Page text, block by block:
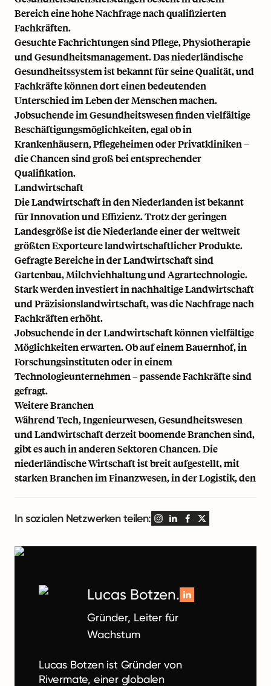
Bereich eine hohe Nachfrage nach qualifizierten
Fachkräften.
Gesuchte Fachrichtungen sind Pflege, Physiotherapie
und Gesundheitsmanagement. Das niederländische
Gesundheitssystem ist bekannt für seine Qualität, und
Fachkräfte können dort einen bedeutenden
Unterschied im Leben der Menschen machen.
Jobsuchende im Gesundheitswesen finden vielfältige
Beschäftigungsmöglichkeiten, egal ob in
Krankenhäusern, Pflegeheimen oder Privatkliniken –
die Chancen sind groß bei entsprechender
Qualifikation.
Landwirtschaft
Die Landwirtschaft in den Niederlanden ist bekannt
für Innovation und Effizienz. Trotz der geringen
Landesgröße ist die Niederlande einer der weltweit
größten Exporteure landwirtschaftlicher Produkte.
Gefragte Bereiche in der Landwirtschaft sind
Gartenbau, Milchviehhaltung und Agrartechnologie.
Stark werden investiert in nachhaltige Landwirtschaft
und Präzisionslandwirtschaft, was die Nachfrage nach
Fachkräften erhöht.
Jobsuchende in der Landwirtschaft können vielfältige
Möglichkeiten erwarten. Ob auf einem Bauernhof, in
Forschungsinstituten oder in einem
Technologieunternehmen – passende Fachkräfte sind
gefragt.
Weitere Branchen
Während Tech, Ingenieurwesen, Gesundheitswesen
und Landwirtschaft derzeit boomende Branchen sind,
gibt es auch in anderen Sektoren Chancen. Die
niederländische Wirtschaft ist breit aufgestellt, mit
starken Branchen im Finanzwesen, in der Logistik, den
In sozialen Netzwerken teilen:
Lucas Botzen.
Gründer, Leiter für
Wachstum
Lucas Botzen ist Gründer von
Rivermate, einer globalen